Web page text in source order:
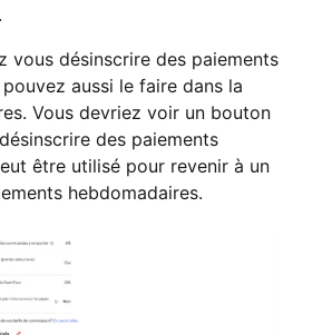
vous désinscrire des paiements
aussi le faire dans la
Vous devriez voir un bouton
des paiements
être utilisé pour revenir à un
hebdomadaires.